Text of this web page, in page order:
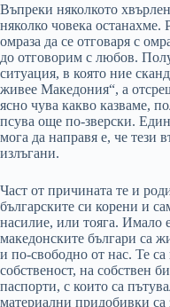
Въпреки няколкото
няколко човека останахме.
омраза да се отговаря с
до отговорим с любов.
ситуация, в която ние
живее Македония“, а
ясно чува какво казваме,
псува още по-зверски.
мога да направя е, че тези
излъгани.
Част от причината те и
българските си корени и
насилие, или тояга. Имало
македонските българи са
и по-свободно от нас. Те
собственост, на собствен
паспорти, с които са
материални придобивки са